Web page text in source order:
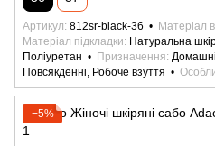
Артикул 812sr-black-36 Матеріал
Матеріал підкладки
Натуральна
Поліуретан
Призначення
Повсякденні, Робоче взуття
−5%